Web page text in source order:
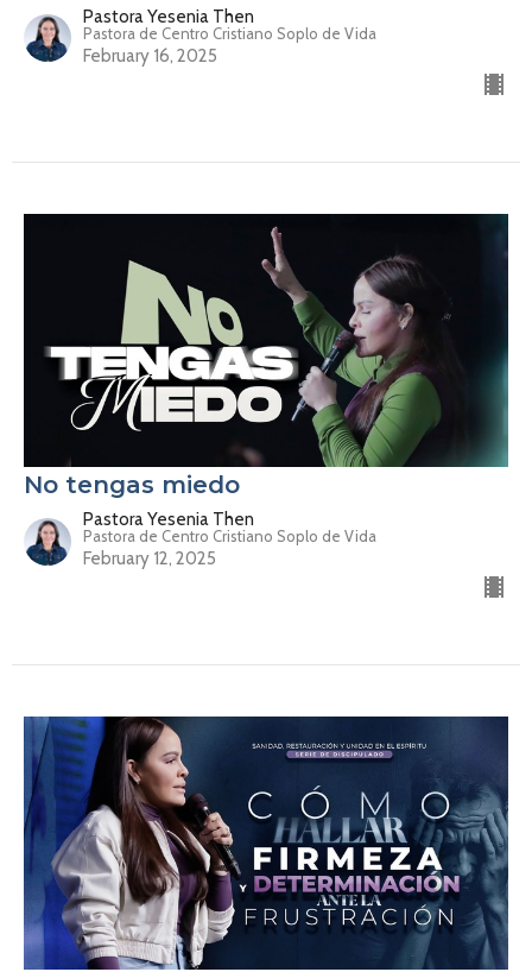
Pastora Yesenia Then
Pastora de Centro Cristiano Soplo de Vida
February 16, 2025
No tengas miedo
Pastora Yesenia Then
Pastora de Centro Cristiano Soplo de Vida
February 12, 2025